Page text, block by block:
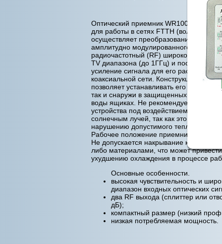
Оптический приемник WR1001JE
для работы в сетях FTTH (волокно в
осуществляет преобразование
амплитудно модулированного сигнала
радиочастотный (RF) широкополосный
TV диапазона (до 1ГГц) и
усиление сигнала для его
коаксиальной сети. Конструкция
позволяет устанавливать его как в
так и снаружи в защищенных от
воды ящиках. Не рекомендуется
устройства под воздействием прямых
солнечным лучей, так как это может
нарушению допустимого теплового
Рабочее положение приемника -
Не допускается накрывание корпуса
либо материалами, что может
ухудшению охлаждения в процессе
Основные особенности.
высокая чувствительность и
диапазон входных оптических
два RF выхода (сплиттер или
дБ);
компактный размер (низкий
низкая потребляемая мощность.